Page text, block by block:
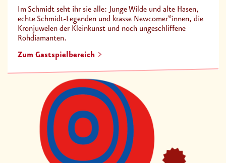
Im Schmidt seht ihr sie alle: Junge Wilde und alte Hasen,
echte Schmidt-Legenden und krasse Newcomer*innen, die
Kronjuwelen der Kleinkunst und noch ungeschliffene
Rohdiamanten.
Zum Gastspielbereich